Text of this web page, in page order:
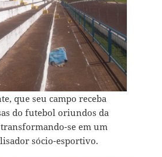
que seu campo receba
do futebol oriundos da
se em um
sócio-esportivo.